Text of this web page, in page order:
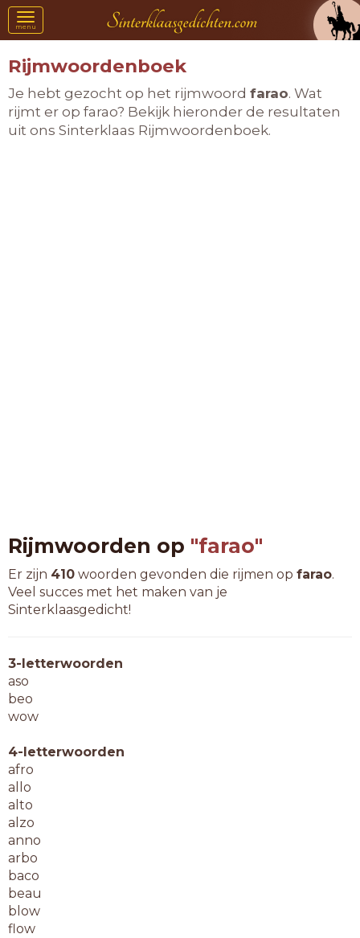
Toggle
navigation
menu
Rijmwoordenboek
Je hebt gezocht op het rijmwoord farao. Wat
rijmt er op farao? Bekijk hieronder de resultaten
uit ons Sinterklaas Rijmwoordenboek.
Rijmwoorden op "farao"
Er zijn 410 woorden gevonden die rijmen op farao.
Veel succes met het maken van je
Sinterklaasgedicht!
3-letterwoorden
aso
beo
wow
4-letterwoorden
afro
allo
alto
alzo
anno
arbo
baco
beau
blow
flow